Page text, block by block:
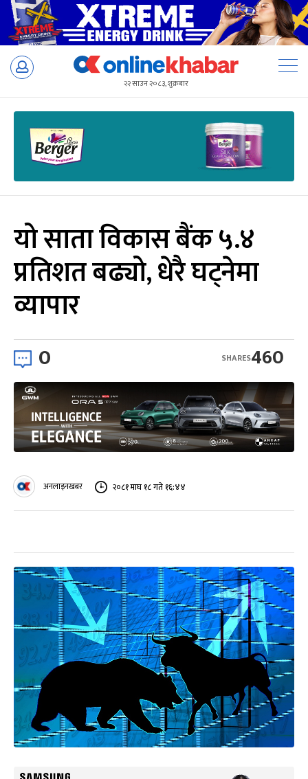
Skip
२२ साउन २०८३, शुक्रबार
यो साता विकास बैंक ५.४
प्रतिशत बढ्यो, धेरै घट्नेमा
व्यापार
0 460
SHARES
अनलाइनखबर २०८१ माघ १८ गते १६:४४